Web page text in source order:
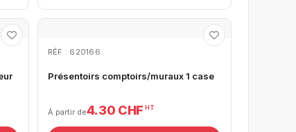
RÉF : 620166
Présentoirs comptoirs/muraux 1 case
À partir de4.30 CHF HT